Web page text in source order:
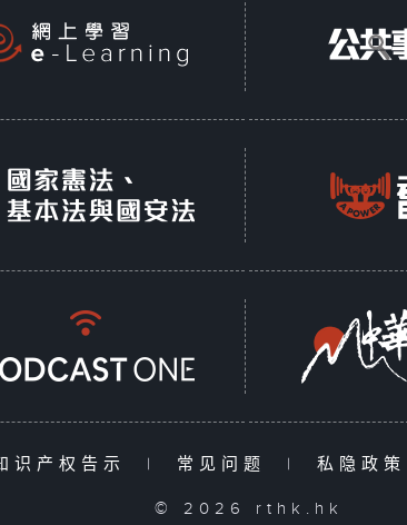
识产权告示 | 常见问题 | 私隐政策
© 2026 rthk.hk